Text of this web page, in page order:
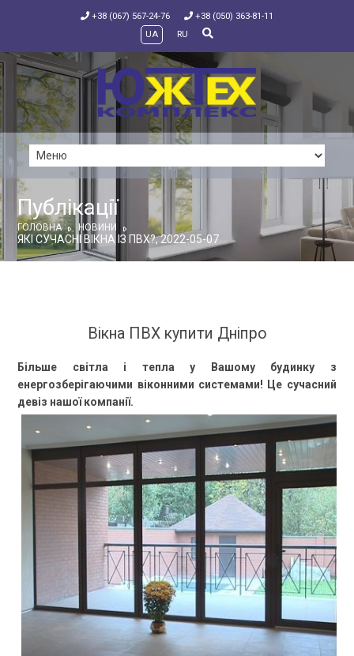
+38 (067) 567-24-76
+38 (050) 363-81-11
UA
RU
Публікації
ГОЛОВНА НОВИНИ
ЯКІ СУЧАСНІ ВІКНА ІЗ ПВХ?, 2022-05-07
Вікна ПВХ купити Дніпро
Більше світла і тепла у Вашому будинку з
енергозберігаючими віконними системами! Це сучасний
девіз нашої компанії.